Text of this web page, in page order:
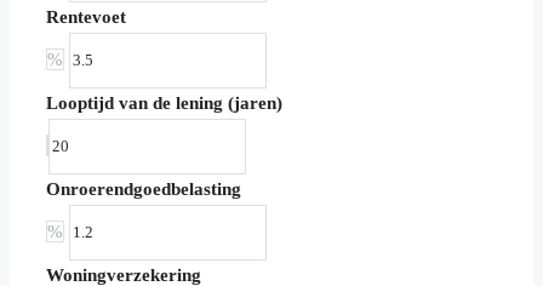
Rentevoet
%
Looptijd van de lening (jaren)
Onroerendgoedbelasting
%
Woningverzekering